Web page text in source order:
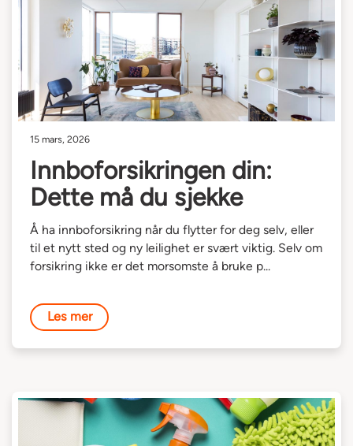
15 mars, 2026
Innboforsikringen din:
Dette må du sjekke
Å ha innboforsikring når du flytter for deg selv, eller
til et nytt sted og ny leilighet er svært viktig. Selv om
forsikring ikke er det morsomste å bruke p...
Les mer